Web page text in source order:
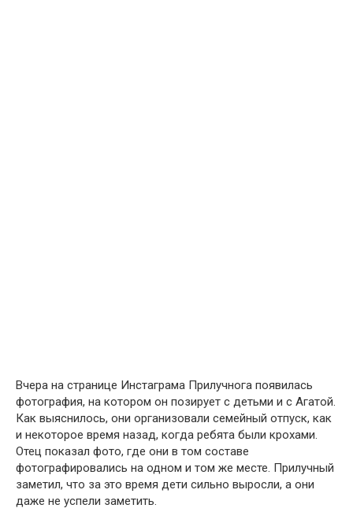
Вчера на странице Инстаграма Прилучнога появилась
фотография, на котором он позирует с детьми и с Агатой.
Как выяснилось, они организовали семейный отпуск, как
и некоторое время назад, когда ребята были крохами.
Отец показал фото, где они в том составе
фотографировались на одном и том же месте. Прилучный
заметил, что за это время дети сильно выросли, а они
даже не успели заметить.